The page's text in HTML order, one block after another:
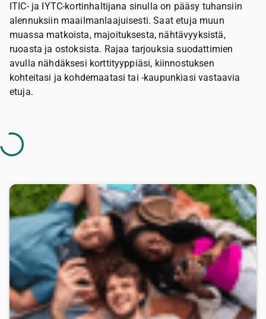
ITIC- ja IYTC-kortinhaltijana sinulla on pääsy tuhansiin
alennuksiin maailmanlaajuisesti. Saat etuja muun
muassa matkoista, majoituksesta, nähtävyyksistä,
ruoasta ja ostoksista. Rajaa tarjouksia suodattimien
avulla nähdäksesi korttityyppiäsi, kiinnostuksen
kohteitasi ja kohdemaatasi tai -kaupunkiasi vastaavia
etuja.